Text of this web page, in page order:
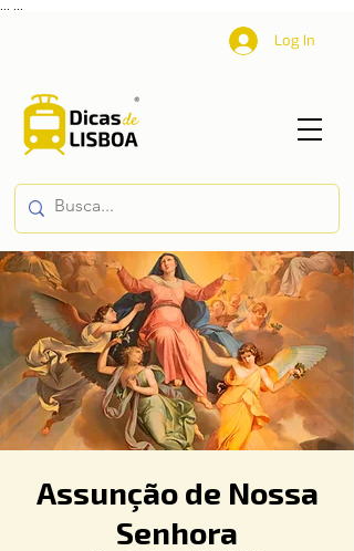
Log In
Assunção de Nossa
Senhora